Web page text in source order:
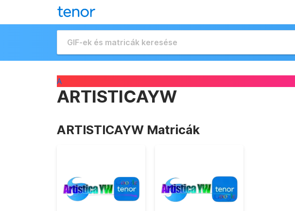
A
ARTISTICAYW
ARTISTICAYW Matricák